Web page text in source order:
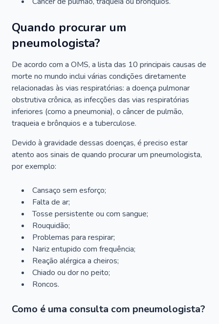
Quando procurar um
pneumologista?
De acordo com a OMS, a lista das 10 principais causas de
morte no mundo inclui várias condições diretamente
relacionadas às vias respiratórias: a doença pulmonar
obstrutiva crônica, as infecções das vias respiratórias
inferiores (como a pneumonia), o câncer de pulmão,
traqueia e brônquios e a tuberculose.
Devido à gravidade dessas doenças, é preciso estar
atento aos sinais de quando procurar um pneumologista,
por exemplo:
Cansaço sem esforço;
Falta de ar;
Tosse persistente ou com sangue;
Rouquidão;
Problemas para respirar;
Nariz entupido com frequência;
Reação alérgica a cheiros;
Chiado ou dor no peito;
Roncos.
Como é uma consulta com pneumologista?